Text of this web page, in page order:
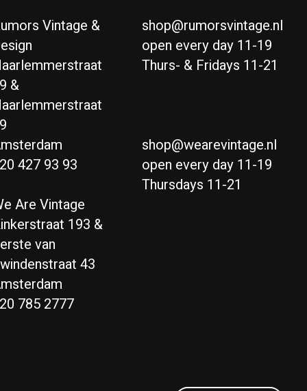
Vintage &
&
427 93 93
Are Vintage
193 &
van
43
785 2777
shop@rumorsvintage.nl
open every day 11-19
Thurs- & Fridays 11-21
shop@wearevintage.nl
open every day 11-19
Thursdays 11-21